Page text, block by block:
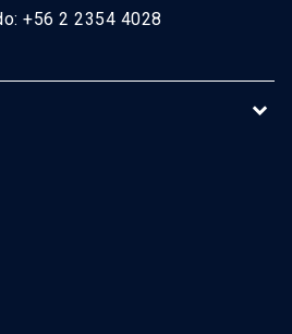
+56 2 2354 4028